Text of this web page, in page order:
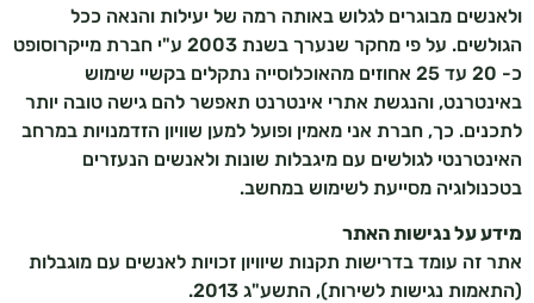
ולאנשים מבוגרים לגלוש באותה רמה של יעילות והנאה ככל
הגולשים. על פי מחקר שנערך בשנת 2003 ע"י חברת מייקרוסופט
כ- 20 עד 25 אחוזים מהאוכלוסייה נתקלים בקשיי שימוש
באינטרנט, והנגשת אתרי אינטרנט תאפשר להם גישה טובה יותר
לתכנים. כך, חברת אני מאמין ופועל למען שוויון הזדמנויות במרחב
האינטרנטי לגולשים עם מיגבלות שונות ולאנשים הנעזרים
בטכנולוגיה מסייעת לשימוש במחשב.
מידע על נגישות האתר
אתר זה עומד בדרישות תקנות שיוויון זכויות לאנשים עם מוגבלות
(התאמות נגישות לשירות), התשע"ג 2013.